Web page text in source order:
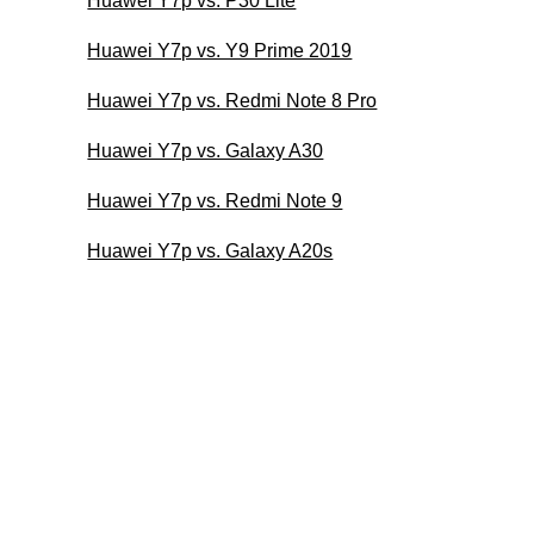
Huawei Y7p vs. Y9 Prime 2019
Huawei Y7p vs. Redmi Note 8 Pro
Huawei Y7p vs. Galaxy A30
Huawei Y7p vs. Redmi Note 9
Huawei Y7p vs. Galaxy A20s